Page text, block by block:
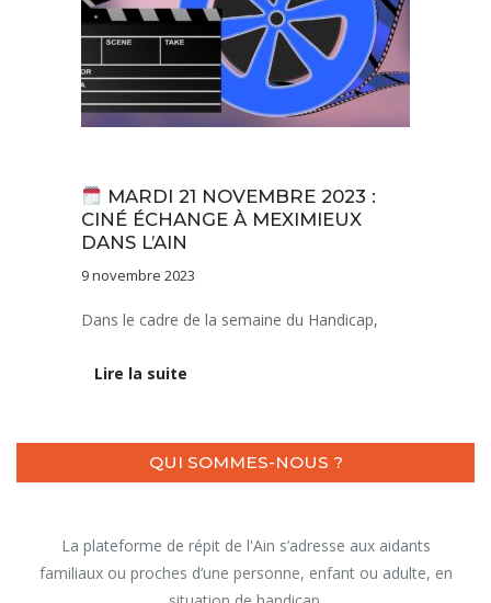
MARDI 21 NOVEMBRE 2023 :
CINÉ ÉCHANGE À MEXIMIEUX
DANS L’AIN
9 novembre 2023
Dans le cadre de la semaine du Handicap,
Lire la suite
QUI SOMMES-NOUS ?
La plateforme de répit de l'Ain s’adresse aux aidants
familiaux ou proches d’une personne, enfant ou adulte, en